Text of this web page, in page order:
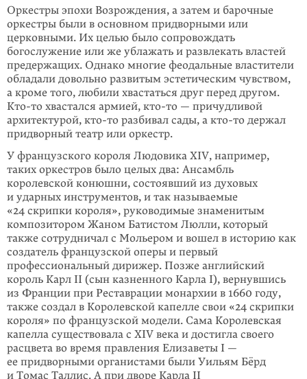
Оркестры эпохи Возрождения, а затем и барочные
оркестры были в основном придворными или
церковными. Их целью было сопровождать
богослужение или же ублажать и развлекать властей
предержащих. Однако многие феодальные властители
обладали довольно развитым эстетическим чувством,
а кроме того, любили хвастаться друг перед другом.
Кто-то хвастался армией, кто-то — причудливой
архитектурой, кто-то разбивал сады, а кто-то держал
придворный театр или оркестр.
У французского короля Людовика XIV, например,
таких оркестров было целых два: Ансамбль
королевской конюшни, состоявший из духовых
и ударных инструментов, и так называемые
«24 скрипки короля», руководимые знаменитым
композитором Жаном Батистом Люлли, который
также сотрудничал с Мольером и вошел в историю как
создатель французской оперы и первый
профессиональный дирижер. Позже английский
король Карл II (сын казненного Карла I), вернувшись
из Франции при Реставрации монархии в 1660 году,
также создал в Королевской капелле свои «24 скрипки
короля» по французской модели. Сама Королевская
капелла существовала с XIV века и достигла своего
расцвета во время правления Елизаветы I —
ее придворными органистами были Уильям Бёрд
и Томас Таллис. А при дворе Карла II